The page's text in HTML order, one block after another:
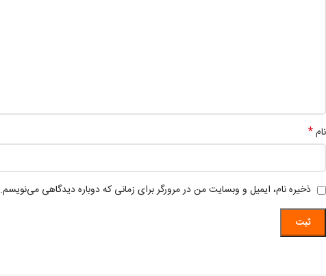
نام*
ذخیره نام، ایمیل و وبسایت من در مرورگر برای زمانی که دوباره دیدگاهی می‌نویسم.